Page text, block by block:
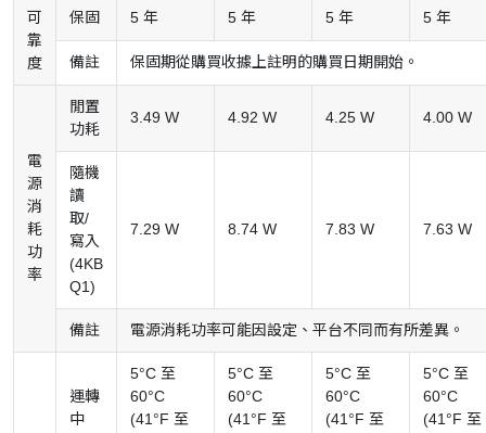
可
靠
度
保固 5 年 5 年 5 年 5 年
備註 保固期從購買收據上註明的購買日期開始。
電
源
消
耗
功
率
閒置
功耗
3.49 W 4.92 W 4.25 W 4.00 W
隨機
讀
取/
寫入
(4KB
Q1)
7.29 W 8.74 W 7.83 W 7.63 W
備註 電源消耗功率可能因設定、平台不同而有所差異。
運轉
中
5°C 至
60°C
(41°F 至
5°C 至
60°C
(41°F 至
5°C 至
60°C
(41°F 至
5°C 至
60°C
(41°F 至